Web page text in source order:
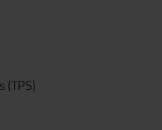
(TPS)